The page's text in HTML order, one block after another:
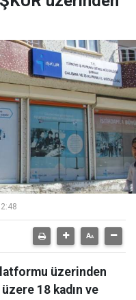
üzerinden
18 kadın ve